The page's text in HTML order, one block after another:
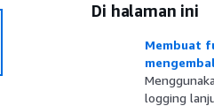
Di halaman ini
Membuat
logging